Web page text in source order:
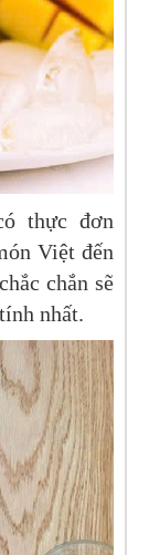
thực đơn
Việt đến
chắn sẽ
nhất.